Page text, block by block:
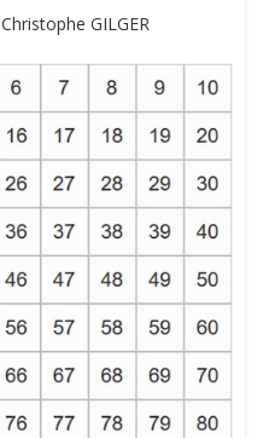
Author
Christophe GILGER